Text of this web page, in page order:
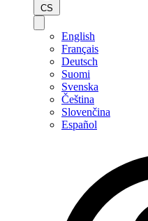
CS
English
Français
Deutsch
Suomi
Svenska
Čeština
Slovenčina
Español